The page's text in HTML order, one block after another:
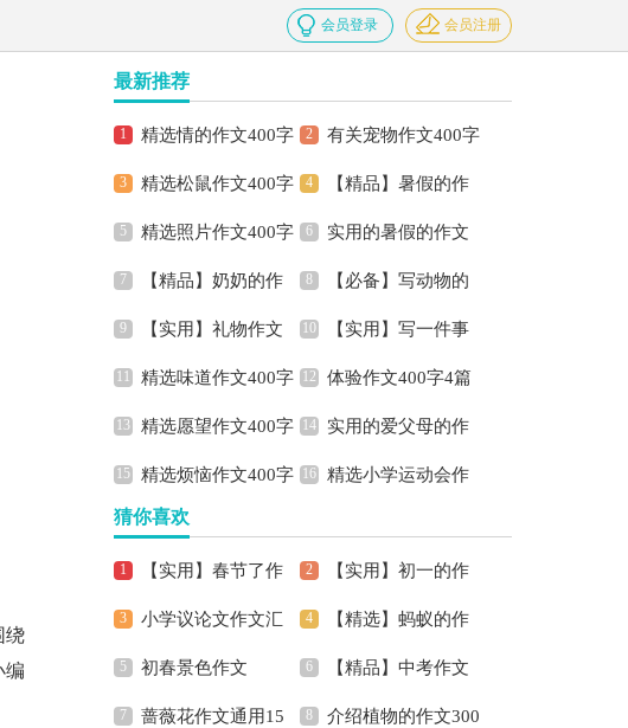
会员登录 会员注册
绕
编
最新推荐
精选情的作文400字
四篇
有关宠物作文400字
集锦5篇
精选松鼠作文400字
三篇
【精品】暑假的作
文400字集合5篇
精选照片作文400字
三篇
实用的暑假的作文
400字集合五篇
【精品】奶奶的作
文400字3篇
【必备】写动物的
作文400字三篇
【实用】礼物作文
400字集锦5篇
【实用】写一件事
作文400字3篇
精选味道作文400字
四篇
体验作文400字4篇
精选愿望作文400字
四篇
实用的爱父母的作
文400字四篇
精选烦恼作文400字
三篇
精选小学运动会作
猜你喜欢
【实用】春节了作
文400字4篇
【实用】初一的作
文锦集5篇
小学议论文作文汇
编六篇
【精选】蚂蚁的作
文300字四篇
初春景色作文 【精品】中考作文
汇编六篇
蔷薇花作文通用15 介绍植物的作文300